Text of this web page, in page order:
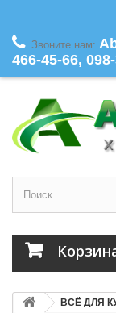
Звоните нам:
466-45-66,
ВСЁ ДЛЯ